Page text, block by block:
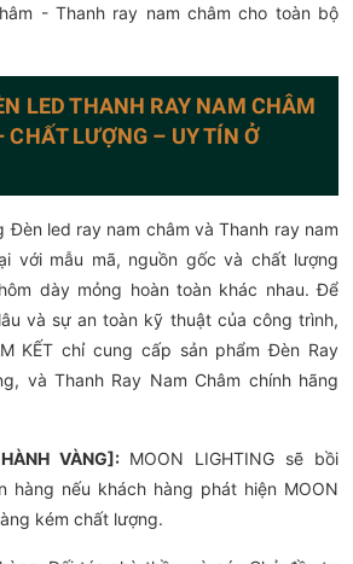
- Thanh ray nam châm cho toàn bộ
LED THANH RAY NAM CHÂM
LƯỢNG – UY TÍN Ở
Đèn led ray nam châm và Thanh ray nam
với mẫu mã, nguồn gốc và chất lượng
dày mỏng hoàn toàn khác nhau. Để
và sự an toàn kỹ thuật của công trình,
KẾT chỉ cung cấp sản phẩm Đèn Ray
và Thanh Ray Nam Châm chính hãng
VÀNG]:MOON LIGHTING sẽ bồi
hàng nếu khách hàng phát hiện MOON
kém chất lượng.